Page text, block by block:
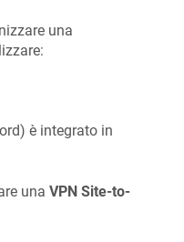
una
è integrato in
una VPN Site-to-